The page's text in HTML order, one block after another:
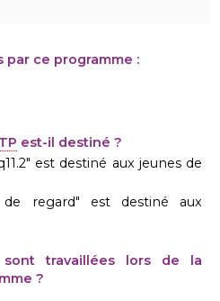
ce programme :
est-il destiné ?
est destiné aux jeunes de
regard" est destiné aux
sont travaillées lors de la
?